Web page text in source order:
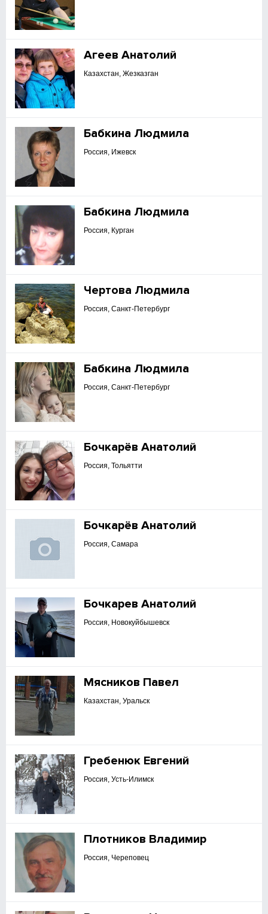
Агеев Анатолий
Казахстан, Жезказган
Бабкина Людмила
Россия, Ижевск
Бабкина Людмила
Россия, Курган
Чертова Людмила
Россия, Санкт-Петербург
Бабкина Людмила
Россия, Санкт-Петербург
Бочкарёв Анатолий
Россия, Тольятти
Бочкарёв Анатолий
Россия, Самара
Бочкарев Анатолий
Россия, Новокуйбышевск
Мясников Павел
Казахстан, Уральск
Гребенюк Евгений
Россия, Усть-Илимск
Плотников Владимир
Россия, Череповец